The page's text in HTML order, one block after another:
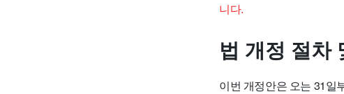
니다.
법 개정 절차
이번 개정안은 오는 31일